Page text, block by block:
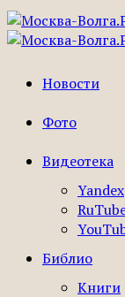
Новости
Фото
Видеотека
Yandex
Библио
Книги